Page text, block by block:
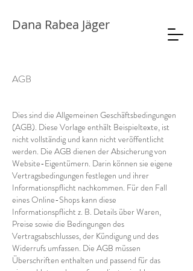
Dana Rabea Jäger
AGB
Dies sind die Allgemeinen Geschäftsbedingungen
(AGB). Diese Vorlage enthält Beispieltexte, ist
nicht vollständig und kann nicht veröffentlicht
werden. Die AGB dienen der Absicherung von
Website-Eigentümern. Darin können sie eigene
Vertragsbedingungen festlegen und ihrer
Informationspflicht nachkommen. Für den Fall
eines Online-Shops kann diese
Informationspflicht z. B. Details über Waren,
Preise sowie die Bedingungen des
Vertragsabschlusses, der Kündigung und des
Widerrufs umfassen. Die AGB müssen
Überschriften enthalten und passend für das